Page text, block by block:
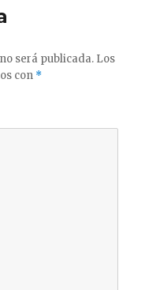
será publicada. Los
con *